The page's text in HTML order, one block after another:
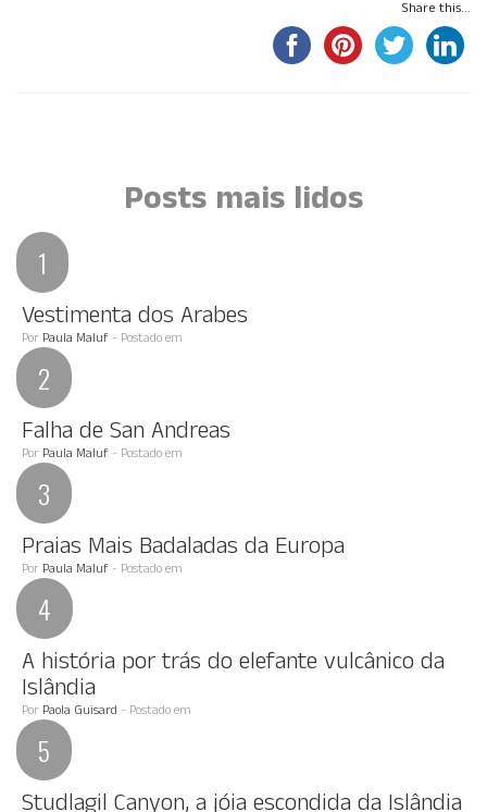
Share this...
Posts mais lidos
Vestimenta dos Arabes
Por Paula Maluf - Postado em
Falha de San Andreas
Por Paula Maluf - Postado em
Praias Mais Badaladas da Europa
Por Paula Maluf - Postado em
A história por trás do elefante vulcânico da
Islândia
Por Paola Guisard - Postado em
Studlagil Canyon, a jóia escondida da Islândia